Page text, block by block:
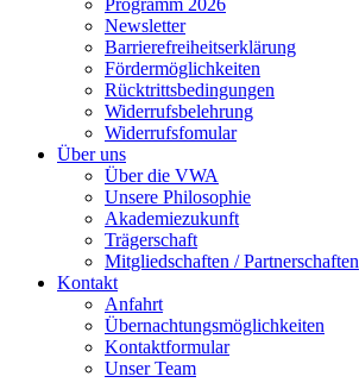
Programm 2026
Newsletter
Barrierefreiheitserklärung
Fördermöglichkeiten
Rücktrittsbedingungen
Widerrufsbelehrung
Widerrufsfomular
Über uns
Über die VWA
Unsere Philosophie
Akademiezukunft
Trägerschaft
Mitgliedschaften / Partnerschaften
Kontakt
Anfahrt
Übernachtungsmöglichkeiten
Kontaktformular
Unser Team